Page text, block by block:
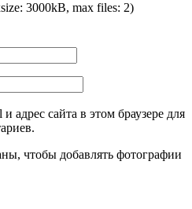
3000kB, max files: 2)
адрес сайта в этом браузере для
чтобы добавлять фотографии